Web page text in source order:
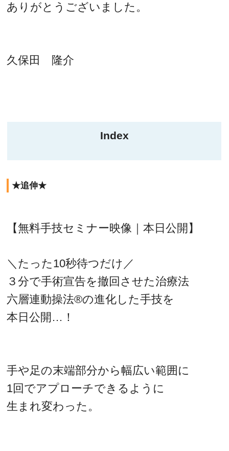
ありがとうございました。
久保田 隆介
Index
★追伸★
【無料手技セミナー映像｜本日公開】
＼たった10秒待つだけ／
３分で手術宣告を撤回させた治療法
六層連動操法®の進化した手技を
本日公開…！
手や足の末端部分から幅広い範囲に
1回でアプローチできるように
生まれ変わった。